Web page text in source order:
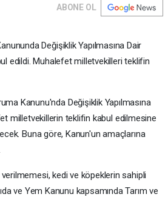
ABONE OL
Değişiklik Yapılmasına Dair
edildi. Muhalefet milletvekilleri teklifin
Kanunu'nda Değişiklik Yapılmasına
milletvekillerin teklifin kabul edilmesine
Buna göre, Kanun'un amaçlarına
kedi ve köpeklerin sahipli
ve Yem Kanunu kapsamında Tarım ve